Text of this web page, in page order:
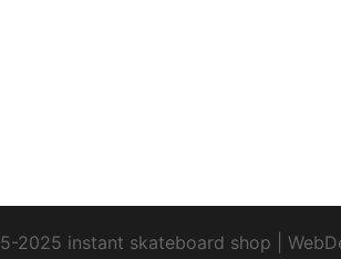
2025 instant skateboard shop